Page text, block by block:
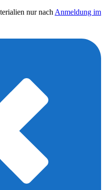
nur nach Anmeldung im